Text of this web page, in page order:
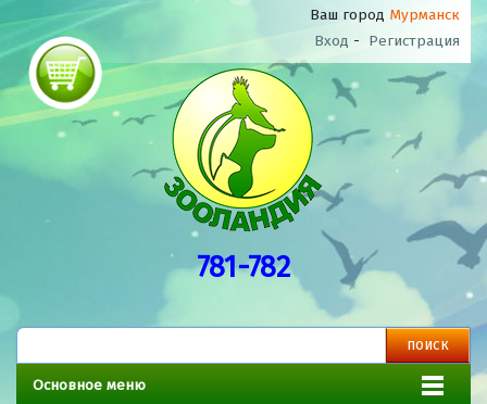
Ваш город Мурманск
Вход - Регистрация
781-782
Основное меню